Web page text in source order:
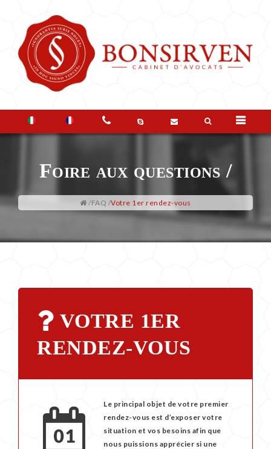
LE
BESOINS
TESTS
PUBLICATIONS
BULLETINS
Foire aux questions /
/FAQ /Votre 1er rendez-vous
VOTRE 1ER
RENDEZ-VOUS
Le principal objet de votre premier
rendez-vous est d’exposer votre
situation et vos besoins afin que
nous puissions apprécier si une